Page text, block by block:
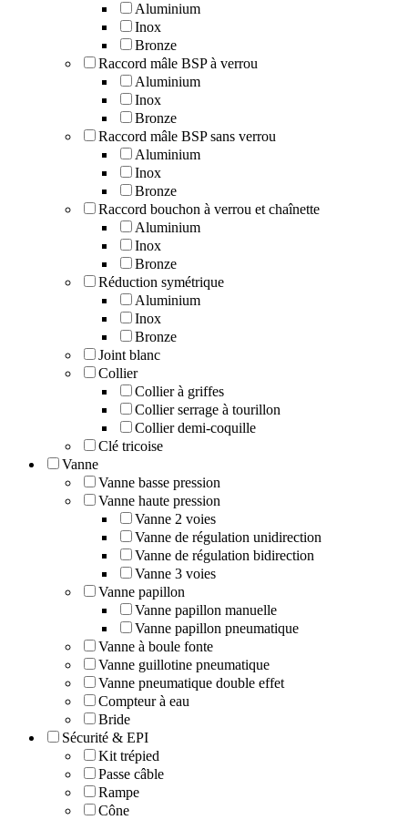
Aluminium
Inox
Bronze
Raccord mâle BSP à verrou
Aluminium
Inox
Bronze
Raccord mâle BSP sans verrou
Aluminium
Inox
Bronze
Raccord bouchon à verrou et chaînette
Aluminium
Inox
Bronze
Réduction symétrique
Aluminium
Inox
Bronze
Joint blanc
Collier
Collier à griffes
Collier serrage à tourillon
Collier demi-coquille
Clé tricoise
Vanne
Vanne basse pression
Vanne haute pression
Vanne 2 voies
Vanne de régulation unidirection
Vanne de régulation bidirection
Vanne 3 voies
Vanne papillon
Vanne papillon manuelle
Vanne papillon pneumatique
Vanne à boule fonte
Vanne guillotine pneumatique
Vanne pneumatique double effet
Compteur à eau
Bride
Sécurité & EPI
Kit trépied
Passe câble
Rampe
Cône